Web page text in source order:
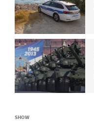
SHOW